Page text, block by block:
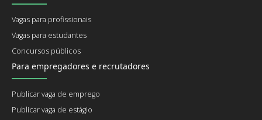
Vagas para profissionais
Vagas para estudantes
Concursos públicos
Para empregadores e recrutadores
Publicar vaga de emprego
Publicar vaga de estágio